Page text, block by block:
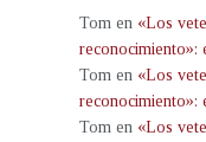
Tom en «Los
reconocimiento»:
Tom en «Los
reconocimiento»:
Tom en «Los